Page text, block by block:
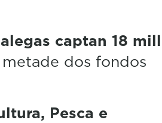
captan 18
metade dos fondos
Pesca e